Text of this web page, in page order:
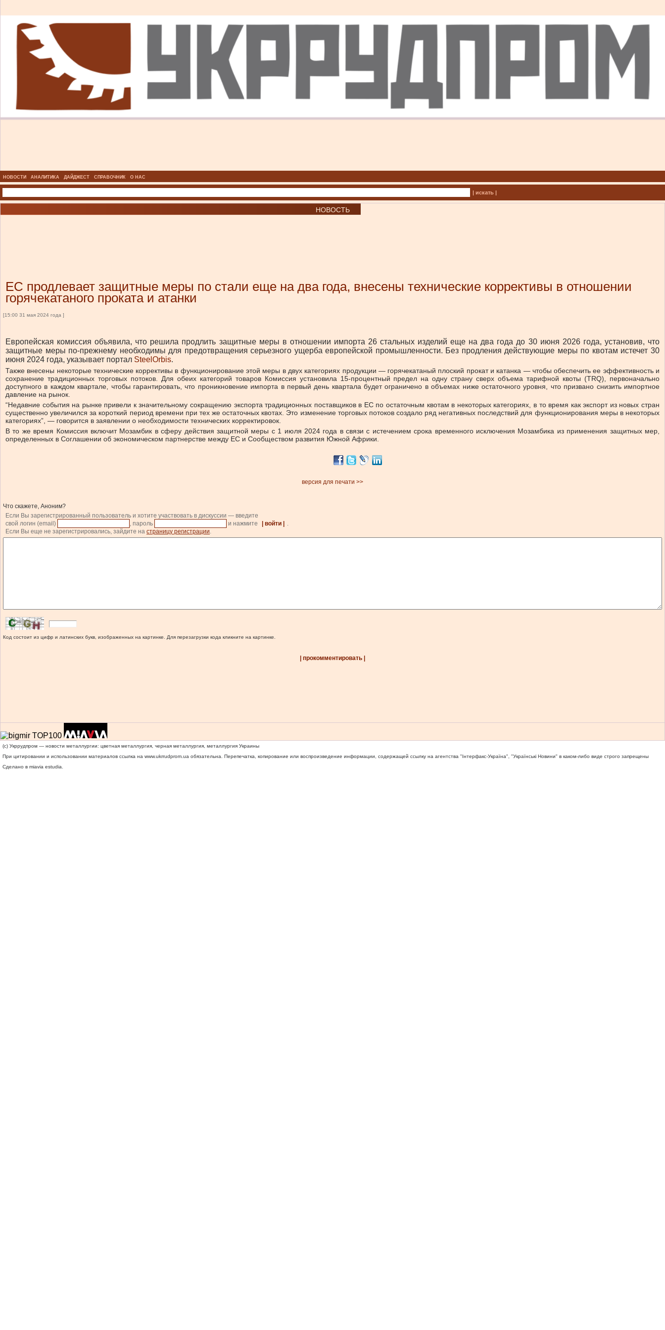
НОВОСТИ АНАЛИТИКА ДАЙДЖЕСТ СПРАВОЧНИК О НАС
| искать |
НОВОСТЬ
ЕС продлевает защитные меры по стали еще на два года, внесены технические коррективы в отношении
горячекатаного проката и атанки
[15:00 31 мая 2024 года ]
Европейская комиссия объявила, что решила продлить защитные меры в отношении импорта 26 стальных изделий еще на два года до 30 июня 2026 года, установив, что
защитные меры по-прежнему необходимы для предотвращения серьезного ущерба европейской промышленности. Без продления действующие меры по квотам истечет 30
июня 2024 года, указывает портал SteelOrbis.
Также внесены некоторые технические коррективы в функционирование этой меры в двух категориях продукции — горячекатаный плоский прокат и катанка — чтобы обеспечить ее эффективность и
сохранение традиционных торговых потоков. Для обеих категорий товаров Комиссия установила 15-процентный предел на одну страну сверх объема тарифной квоты (TRQ), первоначально
доступного в каждом квартале, чтобы гарантировать, что проникновение импорта в первый день квартала будет ограничено в объемах ниже остаточного уровня, что призвано снизить импортное
давление на рынок.
“Недавние события на рынке привели к значительному сокращению экспорта традиционных поставщиков в ЕС по остаточным квотам в некоторых категориях, в то время как экспорт из новых стран
существенно увеличился за короткий период времени при тех же остаточных квотах. Это изменение торговых потоков создало ряд негативных последствий для функционирования меры в некоторых
категориях”, — говорится в заявлении о необходимости технических корректировок.
В то же время Комиссия включит Мозамбик в сферу действия защитной меры с 1 июля 2024 года в связи с истечением срока временного исключения Мозамбика из применения защитных мер,
определенных в Соглашении об экономическом партнерстве между ЕС и Сообществом развития Южной Африки.
версия для печати >>
Что скажете, Аноним?
Если Вы зарегистрированный пользователь и хотите участвовать в дискуссии — введите
свой логин (email)
, пароль и нажмите | войти |
.
Если Вы еще не зарегистрировались, зайдите на страницу регистрации.
Код состоит из цифр и латинских букв, изображенных на картинке. Для перезагрузки кода кликните на картинке.
| прокомментировать |
(c) Укррудпром — новости металлургии: цветная металлургия, черная металлургия, металлургия Украины
При цитировании и использовании материалов ссылка на www.ukrrudprom.ua обязательна. Перепечатка, копирование или воспроизведение информации, содержащей ссылку на агентства "Iнтерфакс-Україна", "Українськi Новини" в каком-либо виде строго запрещены
Сделано в miavia estudia.